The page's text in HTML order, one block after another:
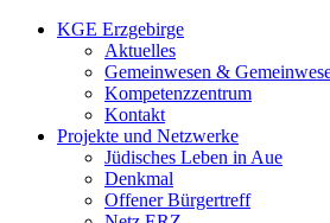
KGE Erzgebirge
Aktuelles
Gemeinwesen &
Kompetenzzentrum
Kontakt
Projekte und Netzwerke
Jüdisches Leben in Aue
Denkmal
Offener Bürgertreff